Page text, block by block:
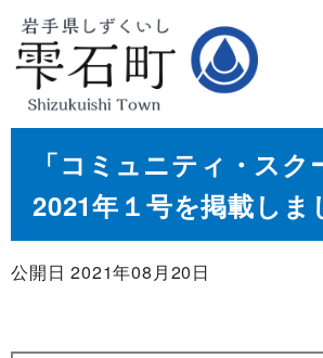
「コミュニティ・スク
2021年１号を掲載しま
公開日 2021年08月20日